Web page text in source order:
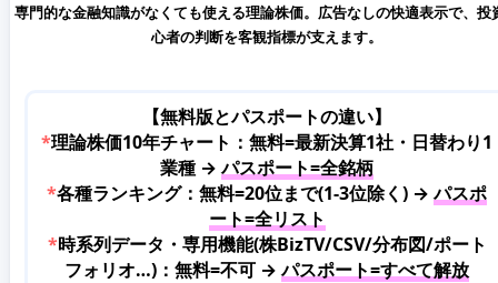
専門的な金融知識がなくても使える理論株価。広告なしの快適表示で、投
心者の判断を客観指標が支えます。
【無料版とパスポートの違い】
*理論株価10年チャート：無料=最新決算1社・日替わり1
業種 →パスポート=全銘柄
*各種ランキング：無料=20位まで(1-3位除く) →パスポ
ート=全リスト
*時系列データ・専用機能(株BizTV/CSV/分布図/ポート
フォリオ…)：無料=不可 →パスポート=すべて解放